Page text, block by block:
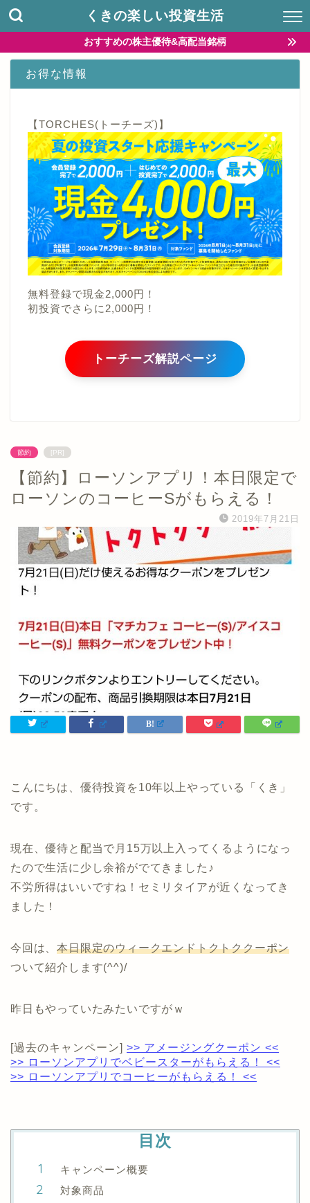
くきの楽しい投資生活
おすすめの株主優待&高配当銘柄
お得な情報
【TORCHES(トーチーズ)】
無料登録で現金2,000円！
初投資でさらに2,000円！
トーチーズ解説ページ
節約 [PR]
【節約】ローソンアプリ！本日限定で
ローソンのコーヒーSがもらえる！
2019年7月21日
こんにちは、優待投資を10年以上やっている「くき」
です。
現在、優待と配当で月15万以上入ってくるようになっ
たので生活に少し余裕がでてきました♪
不労所得はいいですね！セミリタイアが近くなってき
ました！
今回は、本日限定のウィークエンドトクトククーポン
ついて紹介します(^^)/
昨日もやっていたみたいですがｗ
[過去のキャンペーン] >> アメージングクーポン <<
>> ローソンアプリでベビースターがもらえる！ <<
>> ローソンアプリでコーヒーがもらえる！ <<
目次
キャンペーン概要
対象商品